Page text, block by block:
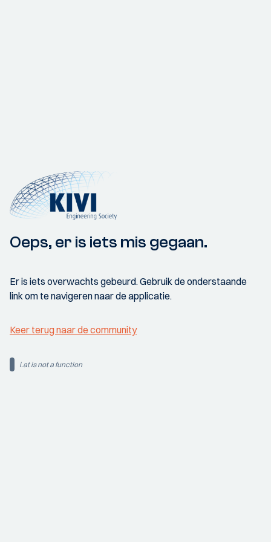
Oeps, er is iets mis gegaan.
Er is iets overwachts gebeurd. Gebruik de onderstaande
link om te navigeren naar de applicatie.
Keer terug naar de community
i.at is not a function